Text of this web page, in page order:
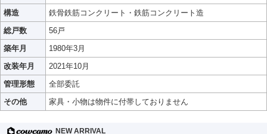
構造
鉄骨鉄筋コンクリート・鉄筋コンクリート造
総戸数
56戸
築年月
1980年3月
改装年月
2021年10月
管理形態
全部委託
その他
家具・小物は物件に付帯しておりません
NEW ARRIVAL